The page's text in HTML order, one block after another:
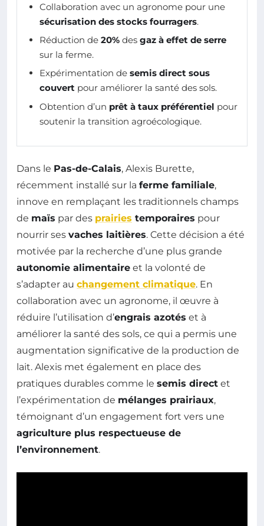
Collaboration avec un agronome pour une
sécurisation des stocks fourragers.
Réduction de 20% des gaz à effet de serre
sur la ferme.
Expérimentation de semis direct sous
couvert pour améliorer la santé des sols.
Obtention d’un prêt à taux préférentiel pour
soutenir la transition agroécologique.
Dans le Pas-de-Calais, Alexis Burette,
récemment installé sur la ferme familiale,
innove en remplaçant les traditionnels champs
de maïs par des prairies temporaires pour
nourrir ses vaches laitières. Cette décision a été
motivée par la recherche d’une plus grande
autonomie alimentaire et la volonté de
s’adapter au changement climatique. En
collaboration avec un agronome, il œuvre à
réduire l’utilisation d’engrais azotés et à
améliorer la santé des sols, ce qui a permis une
augmentation significative de la production de
lait. Alexis met également en place des
pratiques durables comme le semis direct et
l’expérimentation de mélanges prairiaux,
témoignant d’un engagement fort vers une
agriculture plus respectueuse de
l’environnement.